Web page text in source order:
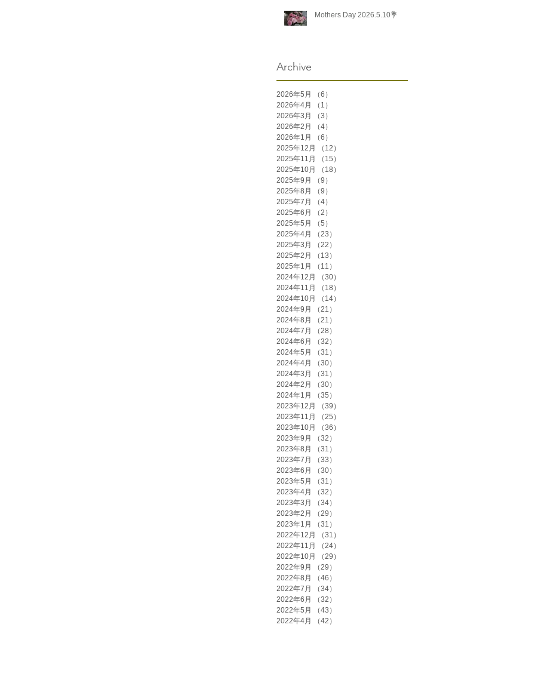
Mothers Day 2026.5.10💐
Archive
2026年5月 （6）
2026年4月
（1）
2026年3月
（3）
2026年2月
（4）
2026年1月
（6）
2025年12月
（12）
2025年11月
（15）
2025年10月
（18）
2025年9月
（9）
2025年8月
（9）
2025年7月
（4）
2025年6月
（2）
2025年5月
（5）
2025年4月
（23）
2025年3月
（22）
2025年2月
（13）
2025年1月
（11）
2024年12月
（30）
2024年11月
（18）
2024年10月
（14）
2024年9月
（21）
2024年8月
（21）
2024年7月
（28）
2024年6月
（32）
2024年5月
（31）
2024年4月
（30）
2024年3月
（31）
2024年2月
（30）
2024年1月
（35）
2023年12月
（39）
2023年11月
（25）
2023年10月
（36）
2023年9月
（32）
2023年8月
（31）
2023年7月
（33）
2023年6月
（30）
2023年5月
（31）
2023年4月
（32）
2023年3月
（34）
2023年2月
（29）
2023年1月
（31）
2022年12月
（31）
2022年11月
（24）
2022年10月
（29）
2022年9月
（29）
2022年8月
（46）
2022年7月
（34）
2022年6月
（32）
2022年5月
（43）
2022年4月
（42）